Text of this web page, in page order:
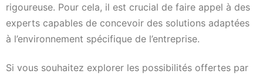
rigoureuse. Pour cela, il est crucial de faire appel à des
experts capables de concevoir des solutions adaptées
à l’environnement spécifique de l’entreprise.
Si vous souhaitez explorer les possibilités offertes par